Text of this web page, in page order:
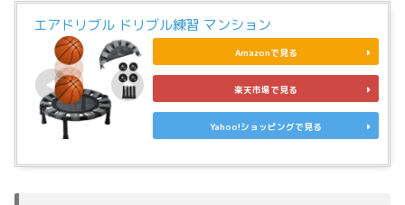
エアドリブル ドリブル練習 マンション
Amazonで見る
楽天市場で見る
Yahoo!ショッピングで見る